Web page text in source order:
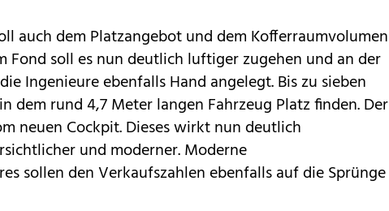
auch dem Platzangebot und dem Kofferraumvolumen
Fond soll es nun deutlich luftiger zugehen und an der
Ingenieure ebenfalls Hand angelegt. Bis zu sieben
dem rund 4,7 Meter langen Fahrzeug Platz finden. Der
neuen Cockpit. Dieses wirkt nun deutlich
und moderner. Moderne
sollen den Verkaufszahlen ebenfalls auf die Sprünge